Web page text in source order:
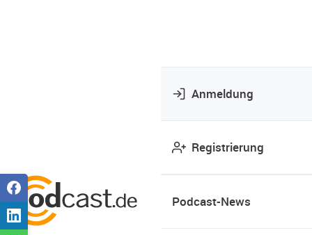
Anmeldung
Registrierung
Podcast-News